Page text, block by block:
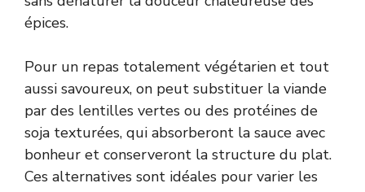
épices.
Pour un repas totalement végétarien et tout
aussi savoureux, on peut substituer la viande
par des lentilles vertes ou des protéines de
soja texturées, qui absorberont la sauce avec
bonheur et conserveront la structure du plat.
Ces alternatives sont idéales pour varier les